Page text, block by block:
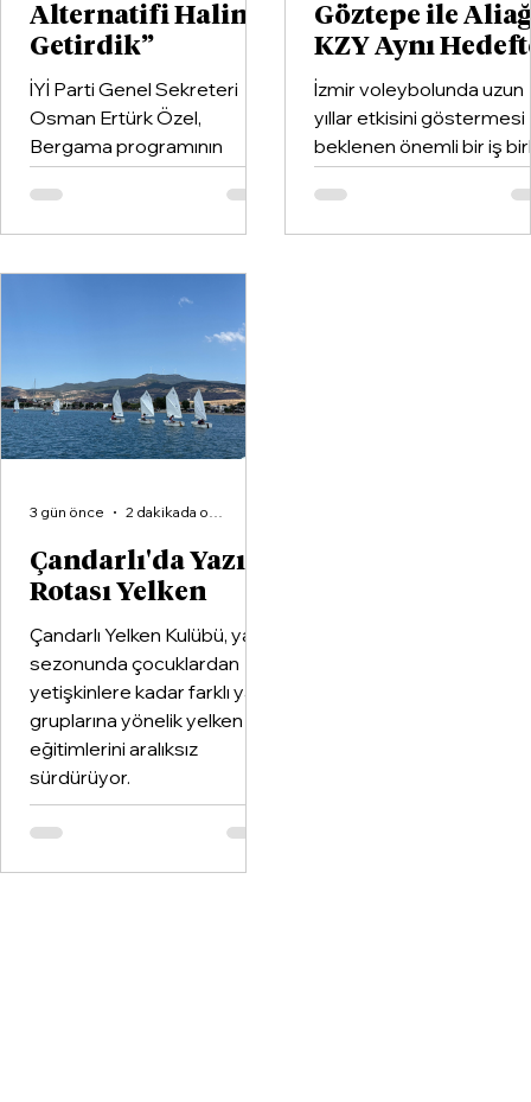
Alternatifi Haline
Getirdik”
İYİ Parti Genel Sekreteri
Osman Ertürk Özel,
Bergama programının
ardından geldiği Dikili’de
partisinin ilçe teşkilatıyla
buluştu.
Göztepe ile
KZY Aynı
İzmir voleybolunda uzun
yıllar etkisini göstermesi
beklenen önemli bir iş
hayata geçirildi. Kentin
kulüplerinden Göztepe
Spor Kulübü ile İzmir'in en
Çandarlı'da Yazın
Rotası Yelken
Çandarlı Yelken Kulübü, yaz
sezonunda çocuklardan
yetişkinlere kadar farklı yaş
gruplarına yönelik yelken
eğitimlerini aralıksız
sürdürüyor.
3 gün önce 2 dakikada okunur